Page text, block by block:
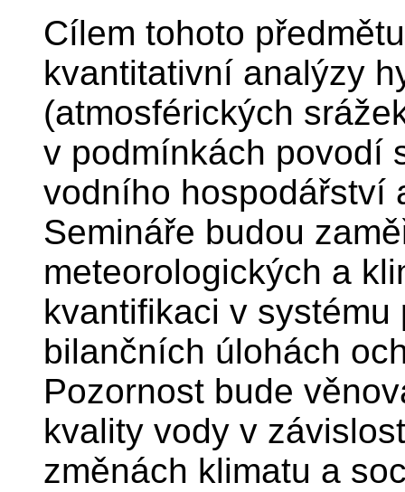
Cílem tohoto
kvantitativní analýzy
(atmosférických
v podmínkách povodí
vodního hospodářství
Semináře budou
meteorologických a
kvantifikaci v
bilančních úlohách
Pozornost bude
kvality vody v
změnách klimatu a